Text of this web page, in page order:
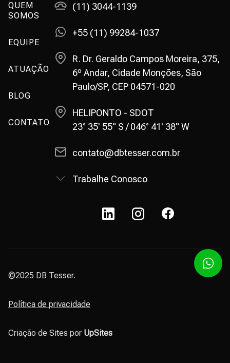
QUEM
SOMOS
EQUIPE
ATUAÇÃO
BLOG
CONTATO
(11) 3044-1139
+55 (11) 99284-1037
R. Dr. Geraldo Campos Moreira, 375,
6º Andar, Cidade Monções, São
Paulo/SP, CEP 04571-020
HELIPONTO - SDOT
23° 35' 55" S / 046° 41' 38" W
contato@dbtesser.com.br
Trabalhe Conosco
©2025 DB Tesser.
Política de privacidade
Criação de Sites por UpSites